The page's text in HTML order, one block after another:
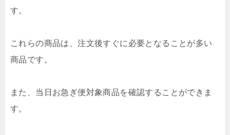
す。
これらの商品は、注文後すぐに必要となることが多い
商品です。
また、当日お急ぎ便対象商品を確認することができま
す。